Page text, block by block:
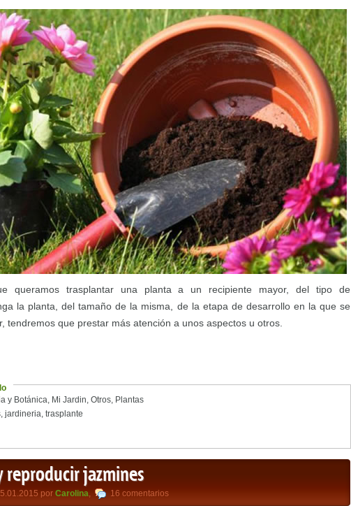
queramos trasplantar una planta a un recipiente mayor, del tipo de
la planta, del tamaño de la misma, de la etapa de desarrollo en la que se
tendremos que prestar más atención a unos aspectos u otros.
y Botánica, Mi Jardin, Otros, Plantas
, jardineria, trasplante
reproducir jazmines
por Carolina, 16 comentarios